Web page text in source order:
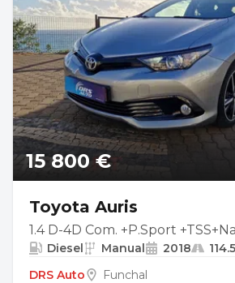
15 800 €
Toyota Auris
1.4 D-4D Com. +P.Sport
Diesel Manual 2018
DRS Auto
Funchal